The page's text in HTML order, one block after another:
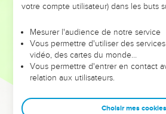
leur foi ou leur vision. Mais on voit
et les saisons difficiles qu'ils ont
sont elles qui les ont
Dans cette conférence, leaders,
clés pour avancer avec plus de
votre compte utilisateur) dans les buts
Mesurer l'audience de notre service
Vous permettre d'utiliser des
vidéo, des cartes du monde…
Vous permettre d'entrer en contact
relation aux utilisateurs.
Choisir mes cookies